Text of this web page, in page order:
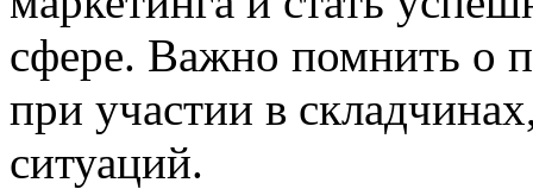
сфере. Важно помнить о
при участии в
ситуаций.